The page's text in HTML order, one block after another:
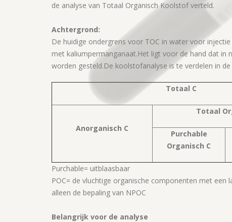
de analyse van Totaal Organisch Koolstof verteld.
Achtergrond:
De huidige ondergrens voor TOC in water voor
met kaliumpermanganaat.Het ligt voor de hand dat in
worden gesteld.De koolstofanalyse is te verdelen in
Totaal C
Anorganisch C
Totaal
Purchable
Organisch C
Purchable= uitblaasbaar
POC= de vluchtige organische componenten met
alleen de bepaling van NPOC
Belangrijk voor de analyse